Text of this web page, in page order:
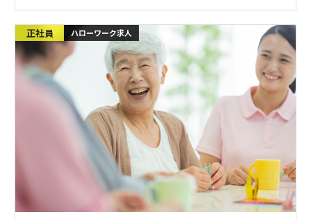
正社員 ハローワーク求人